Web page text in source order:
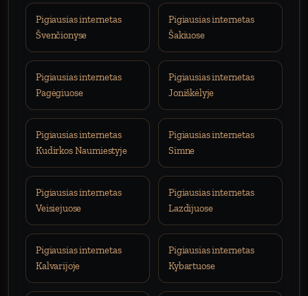
Pigiausias internetas
Švenčionyse
Pigiausias internetas
Šakiuose
Pigiausias internetas
Pagėgiuose
Pigiausias internetas
Joniškėlyje
Pigiausias internetas
Kudirkos Naumiestyje
Pigiausias internetas
Simne
Pigiausias internetas
Veisiejuose
Pigiausias internetas
Lazdijuose
Pigiausias internetas
Kalvarijoje
Pigiausias internetas
Kybartuose